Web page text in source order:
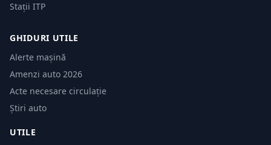
Stații ITP
GHIDURI UTILE
Alerte mașină
Amenzi auto 2026
Acte necesare circulație
Știri auto
UTILE